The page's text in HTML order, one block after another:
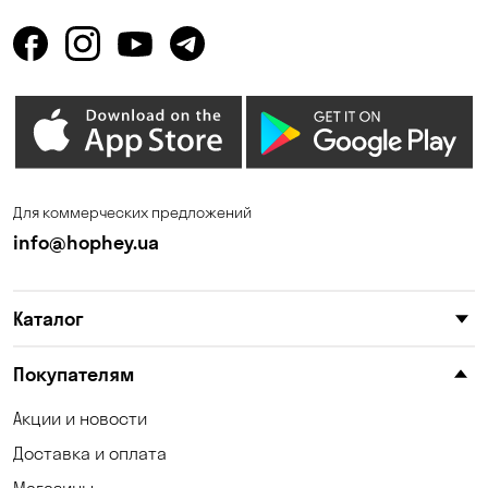
Для коммерческих предложений
info@hophey.ua
Каталог
Покупателям
Акции и новости
Доставка и оплата